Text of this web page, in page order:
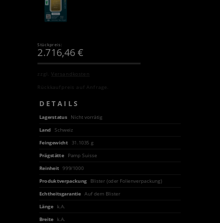
Stückpreis:
2.716,46€
zzgl.Versandkosten
Rückkaufpreis auf Anfrage.
DETAILS
Lagerstatus
Nicht vorrätig
Land
Schweiz
Feingewicht
31.1035 g
Prägstätte
Pamp Suisse
Reinheit 999/1000
Produktverpackung
Blister (oder Folienverpackung)
Echtheitsgarantie Auf dem Blister
Länge
k.A.
Breite
k.A.